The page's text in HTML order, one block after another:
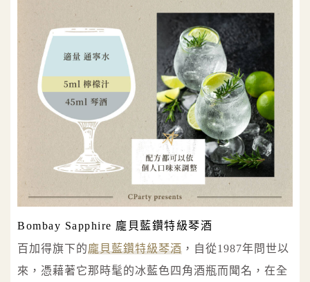
Bombay Sapphire 龐貝藍鑽特級琴酒
百加得旗下的龐貝藍鑽特級琴酒 ，自從1987年問世以
來，憑藉著它那時髦的冰藍色四角酒瓶而聞名，在全